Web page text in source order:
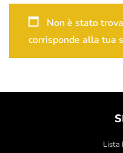
Non è stato
corrisponde alla tua
Lista